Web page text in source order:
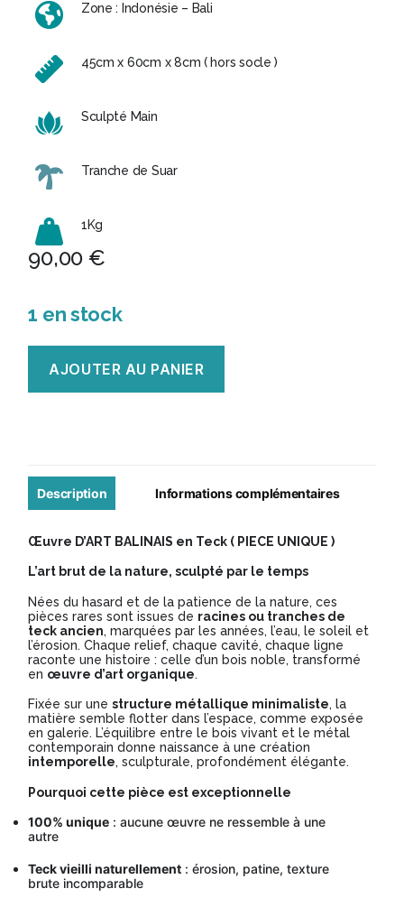
Zone : Indonésie – Bali
45cm x 60cm x 8cm ( hors socle )
Sculpté Main
Tranche de Suar
1Kg
90,00 €
1 en stock
45x60cm
Modèle
CW007
AJOUTER AU PANIER
Description Informations complémentaires
Œuvre D’ART BALINAIS en Teck ( PIECE UNIQUE )
L’art brut de la nature, sculpté par le temps
Nées du hasard et de la patience de la nature, ces
pièces rares sont issues de racines ou tranches de
teck ancien, marquées par les années, l’eau, le soleil et
l’érosion. Chaque relief, chaque cavité, chaque ligne
raconte une histoire : celle d’un bois noble, transformé
en œuvre d’art organique.
Fixée sur unestructure métallique minimaliste, la
matière semble flotter dans l’espace, comme exposée
en galerie. L’équilibre entre le bois vivant et le métal
contemporain donne naissance à une création
intemporelle, sculpturale, profondément élégante.
Pourquoi cette pièce est exceptionnelle
100% unique : aucune œuvre ne ressemble à une
autre
Teck vieilli naturellement : érosion, patine, texture
brute incomparable